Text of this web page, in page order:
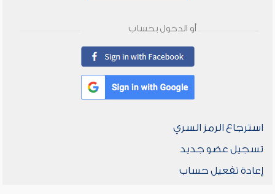
أو الدخول بحساب
استرجاع الرمز السري
تسجيل عضو جديد
إعادة تفعيل حساب